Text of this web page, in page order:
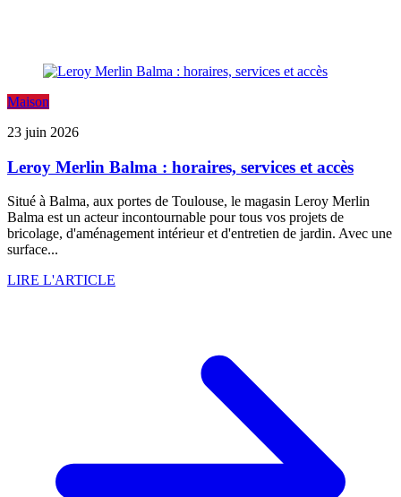
Maison
23 juin 2026
Leroy Merlin Balma : horaires, services et accès
Situé à Balma, aux portes de Toulouse, le magasin Leroy Merlin
Balma est un acteur incontournable pour tous vos projets de
bricolage, d'aménagement intérieur et d'entretien de jardin. Avec une
surface...
LIRE L'ARTICLE